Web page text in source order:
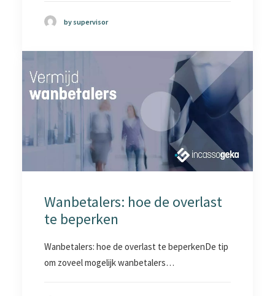
by supervisor
Wanbetalers: hoe de overlast
te beperken
Wanbetalers: hoe de overlast te beperkenDe tip
om zoveel mogelijk wanbetalers…